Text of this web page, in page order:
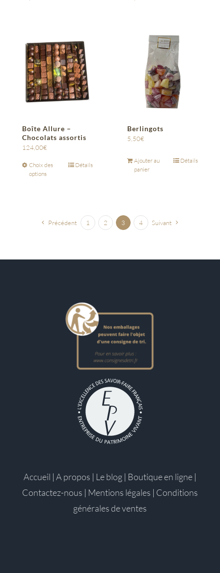
Boîte Allure –
Chocolats assortis
124,00€
Choix des
options
Détails
Berlingots
5,50€
Ajouter au
panier
Détails
Précédent 1 2 3 4 Suivant
Accueil | A propos | Le blog | Boutique en ligne |
Contactez-nous | Mentions légales | Conditions
générales de ventes